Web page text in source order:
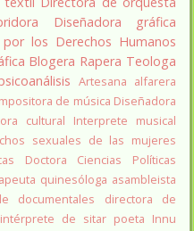
Diseñadora gráfica
los Derechos Humanos
Blogera Rapera Teologa
Artesana alfarera
de música Diseñadora
cultural
Interprete musical
sexuales de las mujeres
Doctora Ciencias Políticas
quinesóloga asambleista
documentales
directora de
intérprete de sitar poeta Innu